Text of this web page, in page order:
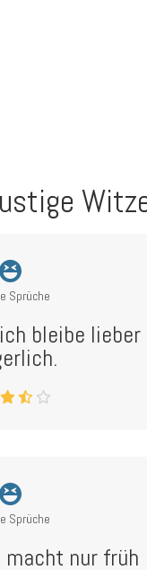
Sprüche
bleibe lieber
Sprüche
nur früh